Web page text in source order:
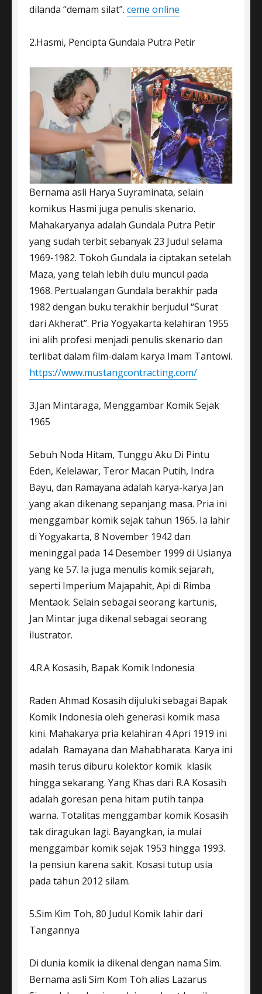
dilanda “demam silat”. ceme online
2.Hasmi, Pencipta Gundala Putra Petir
Bernama asli Harya Suyraminata, selain
komikus Hasmi juga penulis skenario.
Mahakaryanya adalah Gundala Putra Petir
yang sudah terbit sebanyak 23 Judul selama
1969-1982. Tokoh Gundala ia ciptakan setelah
Maza, yang telah lebih dulu muncul pada
1968. Pertualangan Gundala berakhir pada
1982 dengan buku terakhir berjudul “Surat
dari Akherat”. Pria Yogyakarta kelahiran 1955
ini alih profesi menjadi penulis skenario dan
terlibat dalam film-dalam karya Imam Tantowi.
https://www.mustangcontracting.com/
3.Jan Mintaraga, Menggambar Komik Sejak
1965
Sebuh Noda Hitam, Tunggu Aku Di Pintu
Eden, Kelelawar, Teror Macan Putih, Indra
Bayu, dan Ramayana adalah karya-karya Jan
yang akan dikenang sepanjang masa. Pria ini
menggambar komik sejak tahun 1965. Ia lahir
di Yogyakarta, 8 November 1942 dan
meninggal pada 14 Desember 1999 di Usianya
yang ke 57. Ia juga menulis komik sejarah,
seperti Imperium Majapahit, Api di Rimba
Mentaok. Selain sebagai seorang kartunis,
Jan Mintar juga dikenal sebagai seorang
ilustrator.
4.R.A Kosasih, Bapak Komik Indonesia
Raden Ahmad Kosasih dijuluki sebagai Bapak
Komik Indonesia oleh generasi komik masa
kini. Mahakarya pria kelahiran 4 Apri 1919 ini
adalah Ramayana dan Mahabharata. Karya ini
masih terus diburu kolektor komik klasik
hingga sekarang. Yang Khas dari R.A Kosasih
adalah goresan pena hitam putih tanpa
warna. Totalitas menggambar komik Kosasih
tak diragukan lagi. Bayangkan, ia mulai
menggambar komik sejak 1953 hingga 1993.
Ia pensiun karena sakit. Kosasi tutup usia
pada tahun 2012 silam.
5.Sim Kim Toh, 80 Judul Komik lahir dari
Tangannya
Di dunia komik ia dikenal dengan nama Sim.
Bernama asli Sim Kom Toh alias Lazarus